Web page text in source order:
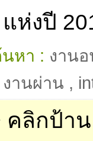
ห่งปี
หา : งาน
งานผ่าน ,
คลิกป้าน